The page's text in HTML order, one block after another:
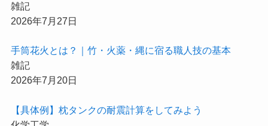
雑記
2026年7月27日
手筒花火とは？｜竹・火薬・縄に宿る職人技の基本
雑記
2026年7月20日
【具体例】枕タンクの耐震計算をしてみよう